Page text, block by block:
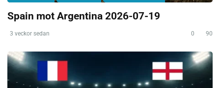
Spain mot Argentina 2026-07-19
3 veckor sedan 0 90